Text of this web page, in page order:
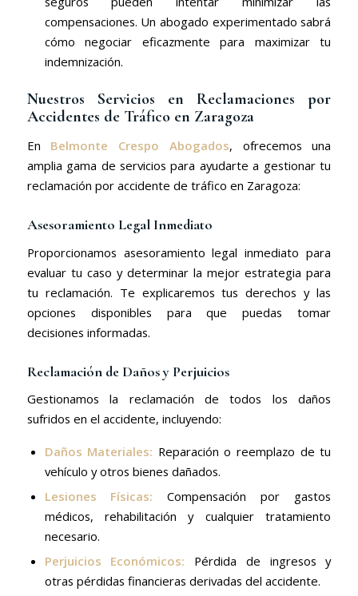
compensaciones. Un abogado experimentado sabrá
cómo negociar eficazmente para maximizar tu
indemnización.
Nuestros Servicios en Reclamaciones por
Accidentes de Tráfico en Zaragoza
En Belmonte Crespo Abogados, ofrecemos una
amplia gama de servicios para ayudarte a gestionar tu
reclamación por accidente de tráfico en Zaragoza:
Asesoramiento Legal Inmediato
Proporcionamos asesoramiento legal inmediato para
evaluar tu caso y determinar la mejor estrategia para
tu reclamación. Te explicaremos tus derechos y las
opciones disponibles para que puedas tomar
decisiones informadas.
Reclamación de Daños y Perjuicios
Gestionamos la reclamación de todos los daños
sufridos en el accidente, incluyendo:
Daños Materiales: Reparación o reemplazo de tu
vehículo y otros bienes dañados.
Lesiones Físicas: Compensación por gastos
médicos, rehabilitación y cualquier tratamiento
necesario.
Perjuicios Económicos: Pérdida de ingresos y
otras pérdidas financieras derivadas del accidente.